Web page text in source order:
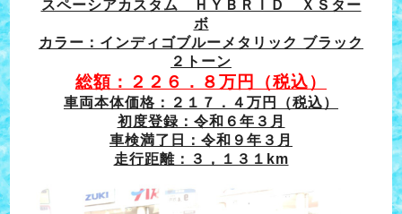
スペーシアカスタム ＨＹＢＲＩＤ ＸＳター
ボ
カラー：インディゴブルーメタリック ブラック
２トーン
総額：２２６．８万円（税込）
車両本体価格：２１７．４万円（税込）
初度登録：令和６年３月
車検満了日：令和９年３月
走行距離：３，１３１km